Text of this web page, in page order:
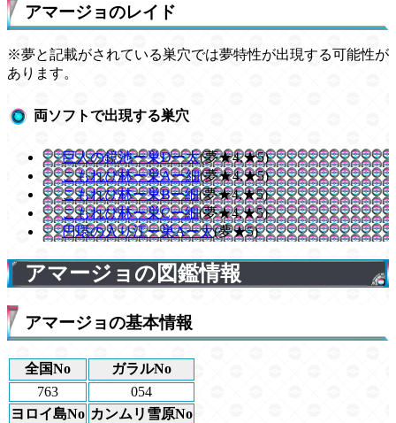
アマージョのレイド
※夢と記載がされている巣穴では夢特性が出現する可能性が
あります。
両ソフトで出現する巣穴
巨人の鏡池ー巣Dー太(夢★4,★5)
こもれび林ー巣Aー細(夢★4,★5)
こもれび林ー巣Bー細(夢★4,★5)
こもれび林ー巣Cー細(夢★4,★5)
円環の入り江ー巣Aー太(夢★5)
アマージョの図鑑情報
アマージョの基本情報
全国No
ガラルNo
763
054
ヨロイ島No カンムリ雪原No